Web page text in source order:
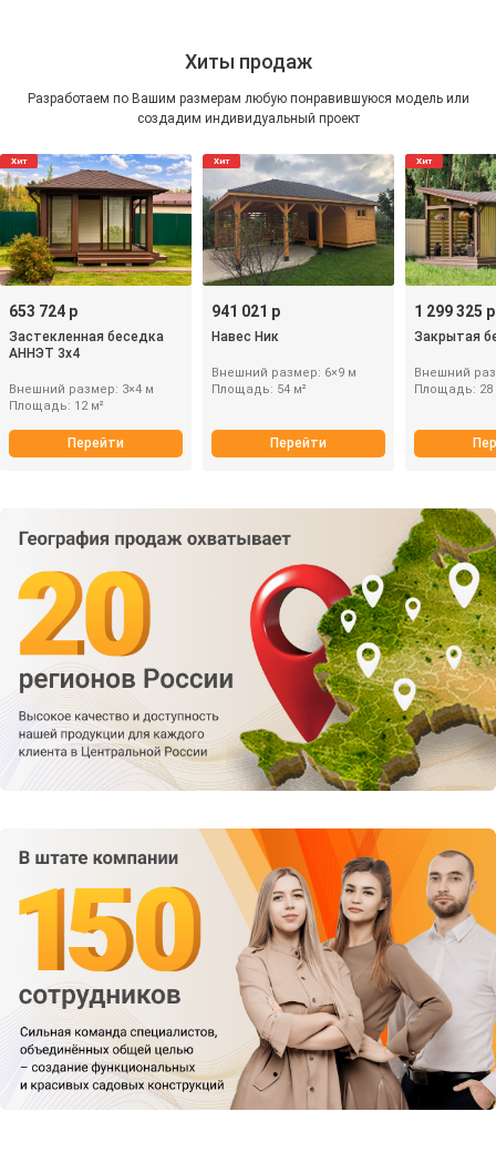
Хиты продаж
Разработаем по Вашим размерам любую понравившуюся модель или
создадим индивидуальный проект
Хит
653 724 р
Застекленная беседка
АННЭТ 3х4
Внешний размер: 3×4 м
Площадь: 12 м²
Перейти
Хит
941 021 р
Навес Ник
Внешний размер: 6×9 м
Площадь: 54 м²
Перейти
Хит
1 299 325 р
Закрытая
Внешний
Площадь: 28